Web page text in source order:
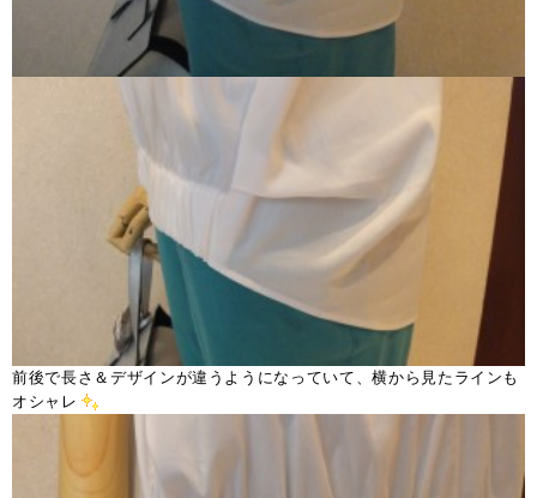
前後で長さ＆デザインが違うようになっていて、横から見たラインも
オシャレ